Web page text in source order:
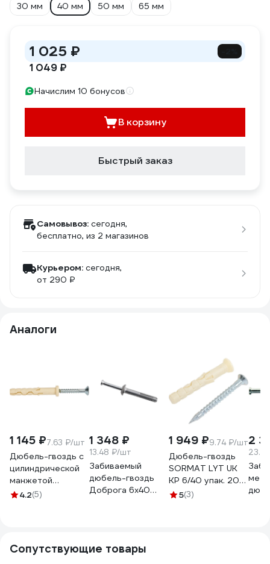
30 мм
40 мм 50 мм 65 мм
1 025 ₽
1 049 ₽
Начислим 10 бонусов
В корзину
Быстрый заказ
Самовывоз: сегодня,
бесплатно, из 2 магазинов
Курьером: сегодня,
от 290 ₽
Аналоги
1 145 ₽7.63 ₽/шт
Дюбель-гвоздь с
цилиндрической
манжетой
ЕВРОПАРТНЕР
4.2(5)
1 348 ₽
13.48 ₽/шт
Забиваемый
дюбель-гвоздь
Доброга 6x40
1 949 ₽9.74 ₽/шт
Дюбель-гвоздь
SORMAT LYT UK
KP 6/40 упак. 200
шт. 9640075660
5(3)
2
Сопутствующие товары